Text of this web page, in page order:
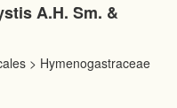
A.H. Sm. &
> Hymenogastraceae